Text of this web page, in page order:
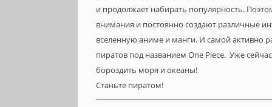
и продолжает набирать популярность.
внимания и постоянно создают различные
вселенную аниме и манги. И самой активно
пиратов под названием One Piece. Уже
бороздить моря и океаны!
Станьте пиратом!